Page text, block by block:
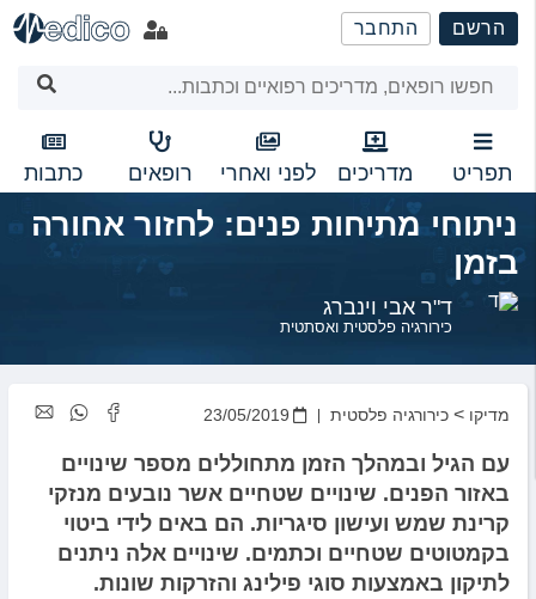
שִׂים
לֵב:
מַעֲרֶכֶת
נָגִישׁ
בִּקְלִיק
הַמְּסַיַּעַת
לִנְגִישׁוּת
הָאֲתָר.
הרשם התחבר
תפריט מדריכים לפני ואחרי רופאים כתבות
ניתוחי מתיחות פנים: לחזור אחורה
בזמן
ד"ר אבי וינברג
כירורגיה פלסטית ואסתטית
מדיקו > כירורגיה פלסטית 23/05/2019
עם הגיל ובמהלך הזמן מתחוללים מספר שינויים
באזור הפנים. שינויים שטחיים אשר נובעים מנזקי
קרינת שמש ועישון סיגריות. הם באים לידי ביטוי
בקמטוטים שטחיים וכתמים. שינויים אלה ניתנים
לתיקון באמצעות סוגי פילינג והזרקות שונות.